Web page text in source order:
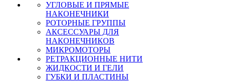
УГЛОВЫЕ И ПРЯМЫЕ
НАКОНЕЧНИКИ
РОТОРНЫЕ ГРУППЫ
АКСЕССУАРЫ ДЛЯ
НАКОНЕЧНИКОВ
МИКРОМОТОРЫ
РЕТРАКЦИОННЫЕ НИТИ
ЖИДКОСТИ И ГЕЛИ
ГУБКИ И ПЛАСТИНЫ